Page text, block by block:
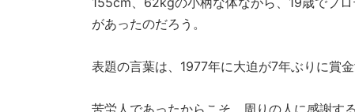
があったのだろう。
表題の言葉は、1977年に大迫が7年ぶりに賞